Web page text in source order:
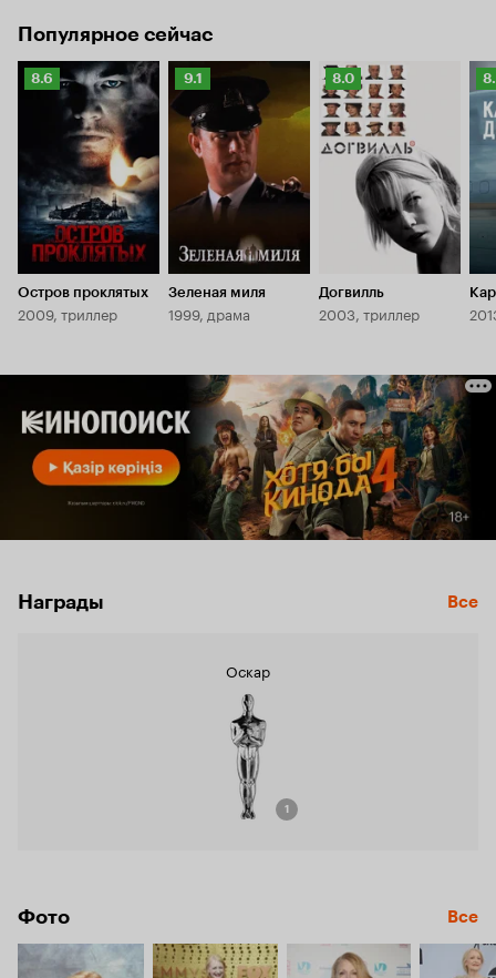
Популярное сейчас
Рейтинг
Кинопоиска
8.6
Остров проклятых
2009, триллер
Рейтинг
Кинопоиска
9.1
9.1
Зеленая миля
1999, драма
Рейтинг
Кинопоиска
8.0
8.0
Догвилль
2003, триллер
Награды Все
Оскар
1
Фото Все